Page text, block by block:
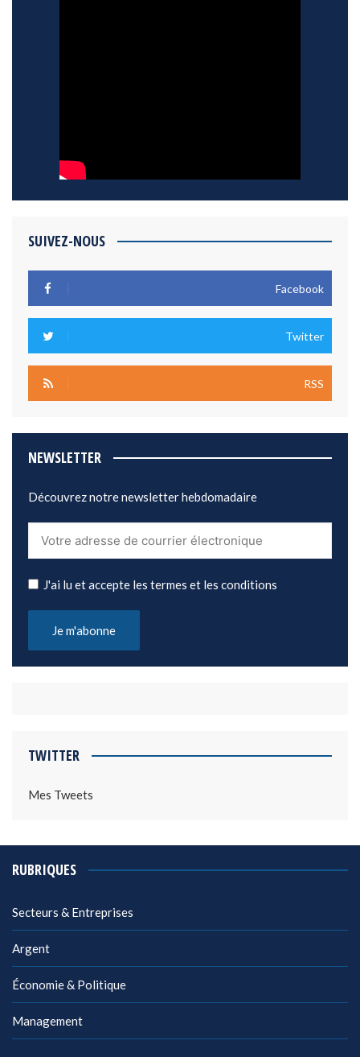
SUIVEZ-NOUS
Facebook
Twitter
RSS
NEWSLETTER
Découvrez notre newsletter hebdomadaire
J'ai lu et accepte les termes et les conditions
TWITTER
Mes Tweets
RUBRIQUES
Secteurs & Entreprises
Argent
Économie & Politique
Management